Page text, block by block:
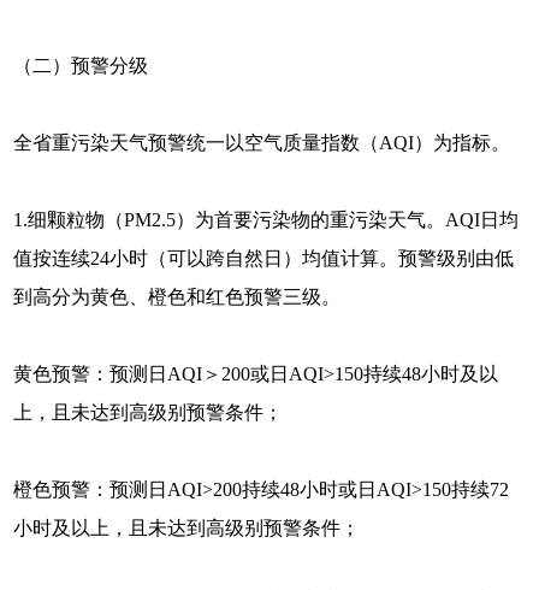
（二）预警分级
全省重污染天气预警统一以空气质量指数（AQI）为指标。
1.细颗粒物（PM2.5）为首要污染物的重污染天气。AQI日均
值按连续24小时（可以跨自然日）均值计算。预警级别由低
到高分为黄色、橙色和红色预警三级。
黄色预警：预测日AQI＞200或日AQI>150持续48小时及以
上，且未达到高级别预警条件；
橙色预警：预测日AQI>200持续48小时或日AQI>150持续72
小时及以上，且未达到高级别预警条件；